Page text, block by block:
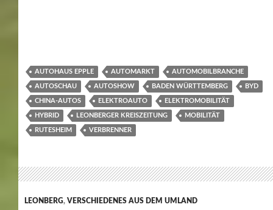
AUTOHAUS EPPLE AUTOMARKT AUTOMOBILBRANCHE
AUTOSCHAU AUTOSHOW BADEN WÜRTTEMBERG BYD
CHINA-AUTOS ELEKTROAUTO ELEKTROMOBILITÄT
HYBRID LEONBERGER KREISZEITUNG MOBILITÄT
RUTESHEIM VERBRENNER
LEONBERG, VERSCHIEDENES AUS DEM UMLAND